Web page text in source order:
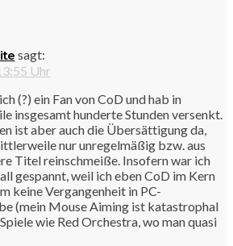
sagt:
Uhr
(?) ein Fan von CoD und hab in
insgesamt hunderte Stunden versenkt.
ist aber auch die Übersättigung da,
nur unregelmäßig bzw. aus
Titel reinschmeiße. Insofern war ich
gespannt, weil ich eben CoD im Kern
keine Vergangenheit in PC-
(mein Mouse Aiming ist katastrophal
wie Red Orchestra, wo man quasi